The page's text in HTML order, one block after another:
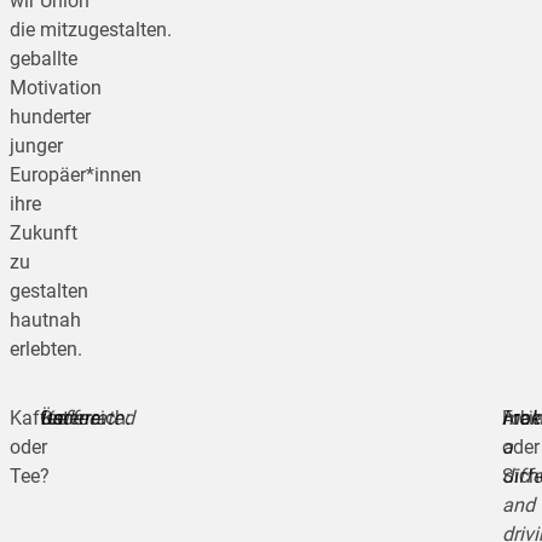
die
geballte
Motivation
hunderter
junger
Europäer*innen
ihre
Zukunft
zu
gestalten
hautnah
erlebten.
mitzugestalten.
Kaffee
oder
Tee?
Kaffee
Österreich:
underrated
a
and
oder